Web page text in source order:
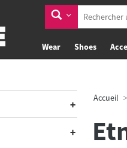
Wear Shoes
Accueil